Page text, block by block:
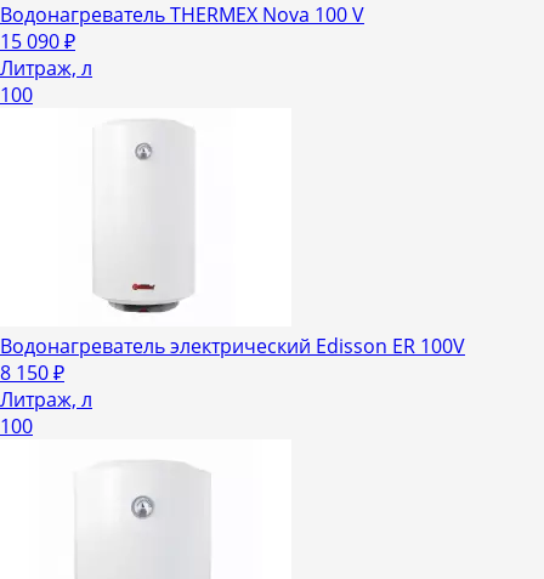
Водонагреватель THERMEX Nova 100 V
15 090₽
Литраж, л
100
Водонагреватель электрический Edisson ER 100V
8 150₽
Литраж, л
100